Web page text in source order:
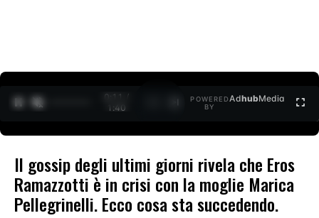
0:11 /
1:40
POWERED
BY
AdhubMedia
Il gossip degli ultimi giorni rivela che Eros
Ramazzotti è in crisi con la moglie Marica
Pellegrinelli. Ecco cosa sta succedendo.